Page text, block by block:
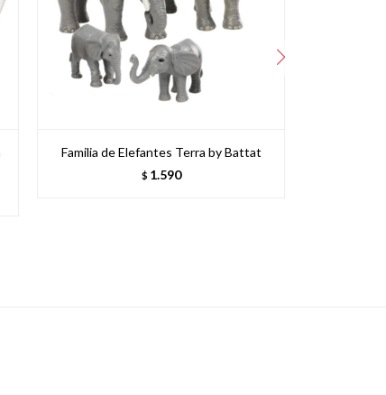
Familia de Elefantes Terra by Battat
$ 1.590